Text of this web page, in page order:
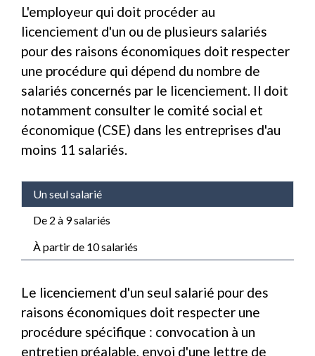
L'employeur qui doit procéder au
licenciement d'un ou de plusieurs salariés
pour des raisons économiques doit respecter
une procédure qui dépend du nombre de
salariés concernés par le licenciement. Il doit
notamment consulter le comité social et
économique (CSE) dans les entreprises d'au
moins 11 salariés.
Un seul salarié
De 2 à 9 salariés
À partir de 10 salariés
Le licenciement d'un seul salarié pour des
raisons économiques doit respecter une
procédure spécifique : convocation à un
entretien préalable, envoi d'une lettre de